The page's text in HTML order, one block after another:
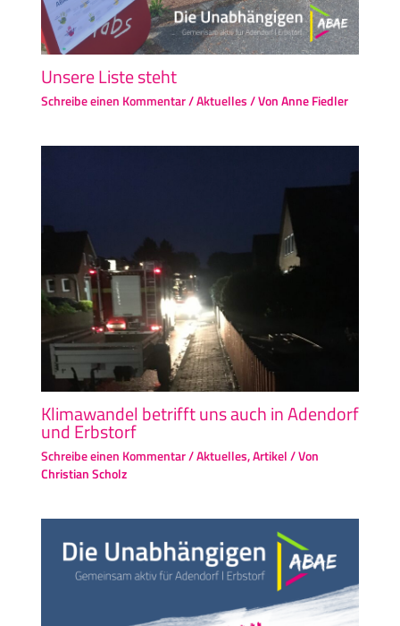
Unsere Liste steht
Schreibe einen Kommentar/Aktuelles/ VonAnne Fiedler
Klimawandel betrifft uns auch in Adendorf
und Erbstorf
Schreibe einen Kommentar/Aktuelles,Artikel/ Von
Christian Scholz